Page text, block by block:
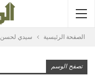
الصفحة الرئيسية سيدي لحسن
تصفح الوسم